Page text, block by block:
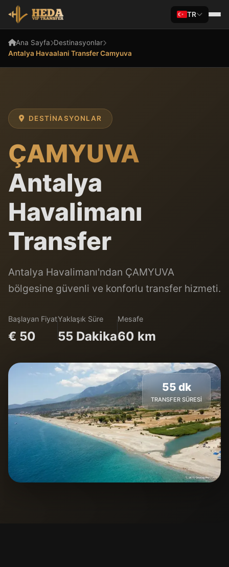
TR
Ana Sayfa Destinasyonlar
Antalya Havaalani Transfer Camyuva
DESTINASYONLAR
ÇAMYUVA
Antalya
Havalimanı
Transfer
Antalya Havalimanı'ndan ÇAMYUVA
bölgesine güvenli ve konforlu transfer hizmeti.
Başlayan Fiyat
€ 50
Yaklaşık Süre
55 Dakika
Mesafe
60 km
55 dk
TRANSFER SÜRESI